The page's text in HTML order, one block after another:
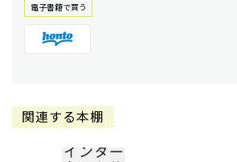
電⼦書籍で買う
関連する本棚